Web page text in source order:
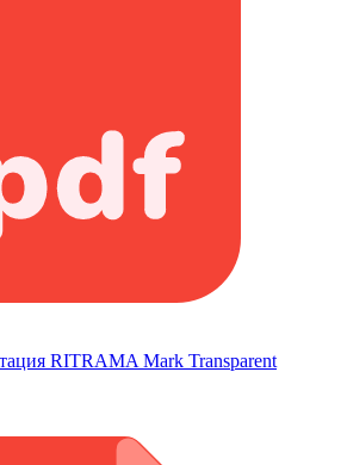
RITRAMA Mark Transparent